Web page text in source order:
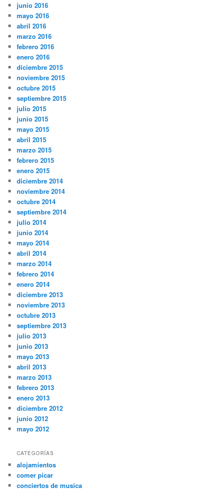
junio 2016
mayo 2016
abril 2016
marzo 2016
febrero 2016
enero 2016
diciembre 2015
noviembre 2015
octubre 2015
septiembre 2015
julio 2015
junio 2015
mayo 2015
abril 2015
marzo 2015
febrero 2015
enero 2015
diciembre 2014
noviembre 2014
octubre 2014
septiembre 2014
julio 2014
junio 2014
mayo 2014
abril 2014
marzo 2014
febrero 2014
enero 2014
diciembre 2013
noviembre 2013
octubre 2013
septiembre 2013
julio 2013
junio 2013
mayo 2013
abril 2013
marzo 2013
febrero 2013
enero 2013
diciembre 2012
junio 2012
mayo 2012
CATEGORÍAS
alojamientos
comer picar
conciertos de musica